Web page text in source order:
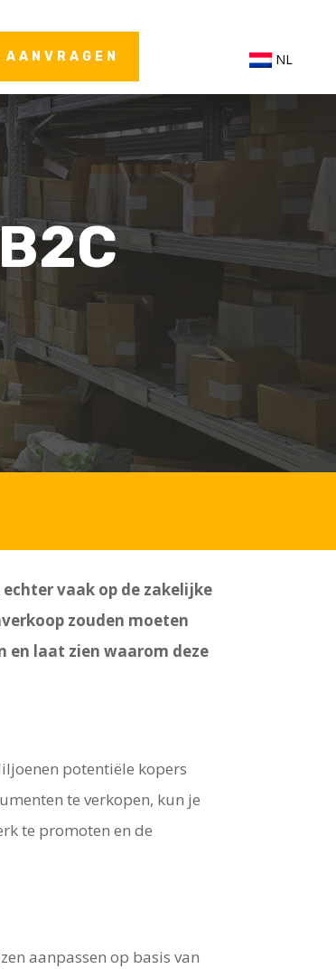
NL
vaak op de zakelijke
zouden moeten
en laat zien waarom deze
potentiële kopers
te verkopen, kun je
te promoten en de
aanpassen op basis van